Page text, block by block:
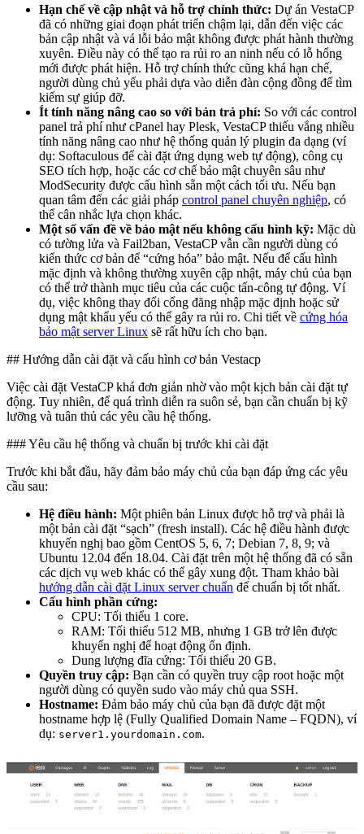
Hạn chế về cập nhật và hỗ trợ chính thức: Dự án VestaCP
đã có những giai đoạn phát triển chậm lại, dẫn đến việc các
bản cập nhật và vá lỗi bảo mật không được phát hành thường
xuyên. Điều này có thể tạo ra rủi ro an ninh nếu có lỗ hổng
mới được phát hiện. Hỗ trợ chính thức cũng khá hạn chế,
người dùng chủ yếu phải dựa vào diễn đàn cộng đồng để tìm
kiếm sự giúp đỡ.
Ít tính năng nâng cao so với bản trả phí: So với các control
panel trả phí như cPanel hay Plesk, VestaCP thiếu vắng nhiều
tính năng nâng cao như hệ thống quản lý plugin đa dạng (ví
dụ: Softaculous để cài đặt ứng dụng web tự động), công cụ
SEO tích hợp, hoặc các cơ chế bảo mật chuyên sâu như
ModSecurity được cấu hình sẵn một cách tối ưu. Nếu bạn
quan tâm đến các giải pháp control panel chuyên nghiệp, có
thể cân nhắc lựa chọn khác.
Một số vấn đề về bảo mật nếu không cấu hình kỹ: Mặc dù
có tường lửa và Fail2ban, VestaCP vẫn cần người dùng có
kiến thức cơ bản để “cứng hóa” bảo mật. Nếu để cấu hình
mặc định và không thường xuyên cập nhật, máy chủ của bạn
có thể trở thành mục tiêu của các cuộc tấn-công tự động. Ví
dụ, việc không thay đổi cổng đăng nhập mặc định hoặc sử
dụng mật khẩu yếu có thể gây ra rủi ro. Chi tiết về cứng hóa
bảo mật server Linux sẽ rất hữu ích cho bạn.
## Hướng dẫn cài đặt và cấu hình cơ bản Vestacp
Việc cài đặt VestaCP khá đơn giản nhờ vào một kịch bản cài đặt tự
động. Tuy nhiên, để quá trình diễn ra suôn sẻ, bạn cần chuẩn bị kỹ
lưỡng và tuân thủ các yêu cầu hệ thống.
### Yêu cầu hệ thống và chuẩn bị trước khi cài đặt
Trước khi bắt đầu, hãy đảm bảo máy chủ của bạn đáp ứng các yêu
cầu sau:
Hệ điều hành: Một phiên bản Linux được hỗ trợ và phải là
một bản cài đặt “sạch” (fresh install). Các hệ điều hành được
khuyến nghị bao gồm CentOS 5, 6, 7; Debian 7, 8, 9; và
Ubuntu 12.04 đến 18.04. Cài đặt trên một hệ thống đã có sẵn
các dịch vụ web khác có thể gây xung đột. Tham khảo bài
hướng dẫn cài đặt Linux server chuẩn để chuẩn bị tốt nhất.
Cấu hình phần cứng:
CPU: Tối thiểu 1 core.
RAM: Tối thiểu 512 MB, nhưng 1 GB trở lên được
khuyến nghị để hoạt động ổn định.
Dung lượng đĩa cứng: Tối thiểu 20 GB.
Quyền truy cập: Bạn cần có quyền truy cập root hoặc một
người dùng có quyền sudo vào máy chủ qua SSH.
Hostname: Đảm bảo máy chủ của bạn đã được đặt một
hostname hợp lệ (Fully Qualified Domain Name – FQDN), ví
dụ: server1.yourdomain.com.